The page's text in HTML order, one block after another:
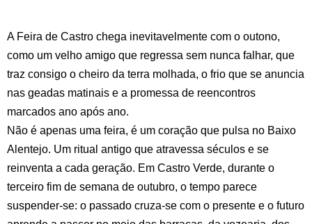
A Feira de Castro chega inevitavelmente com o outono,
como um velho amigo que regressa sem nunca falhar, que
traz consigo o cheiro da terra molhada, o frio que se anuncia
nas geadas matinais e a promessa de reencontros
marcados ano após ano.
Não é apenas uma feira, é um coração que pulsa no Baixo
Alentejo. Um ritual antigo que atravessa séculos e se
reinventa a cada geração. Em Castro Verde, durante o
terceiro fim de semana de outubro, o tempo parece
suspender-se: o passado cruza-se com o presente e o futuro